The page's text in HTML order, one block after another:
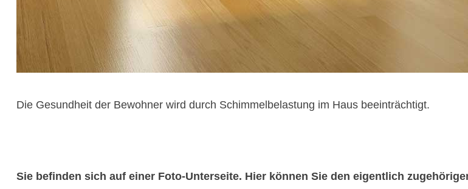
Die Gesundheit der Bewohner wird durch Schimmelbelastung im Haus beeinträchtigt.
Sie befinden sich auf einer Foto-Unterseite. Hier können Sie den eigentlich